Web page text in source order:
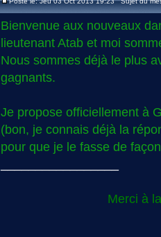
Bienvenue aux nouveaux
lieutenant Atab et moi
Nous sommes déjà le plus
gagnants.
Je propose officiellement à
(bon, je connais déjà la
pour que je le fasse de
Merci à